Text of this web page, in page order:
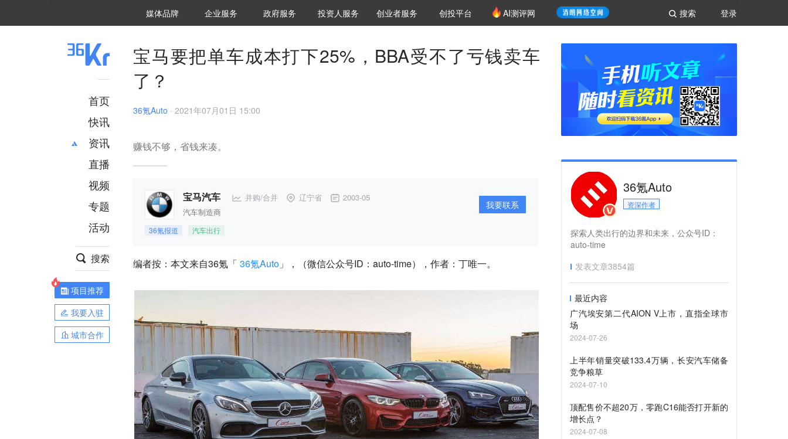
登录
搜索
媒体品牌 36Kr研究院
企业服务 城市之窗
政府服务 VClub投资机构库
投资机构职位推介
投资人服务 创投氪堂
创业者服务 创投平台 AI测评网
首页
快讯
资讯
推荐
财经
项目推荐
安徽
直播
视频
专题
活动
搜索
项目推荐
我要入驻
城市合作
宝马要把单车成本打下25%，BBA受不了亏钱卖车
了？
36氪Auto · 2021年07月01日 15:00
赚钱不够，省钱来凑。
宝马汽车 并购/合并 辽宁省 2003-05
汽车制造商
36氪报道 汽车出行
我要联系
编者按：本文来自36氪「 36氪Auto 」，（微信公众号ID：auto-time），作者：丁唯一。
36氪Auto
资深作者
探索人类出行的边界和未来，公众号ID：
auto-time
发表文章3854篇
最近内容
广汽埃安第二代AION V上市，直指全球市
场
2024-07-26
上半年销量突破133.4万辆，长安汽车储备
竞争粮草
2024-07-10
顶配售价不超20万，零跑C16能否打开新的
增长点？
2024-07-08